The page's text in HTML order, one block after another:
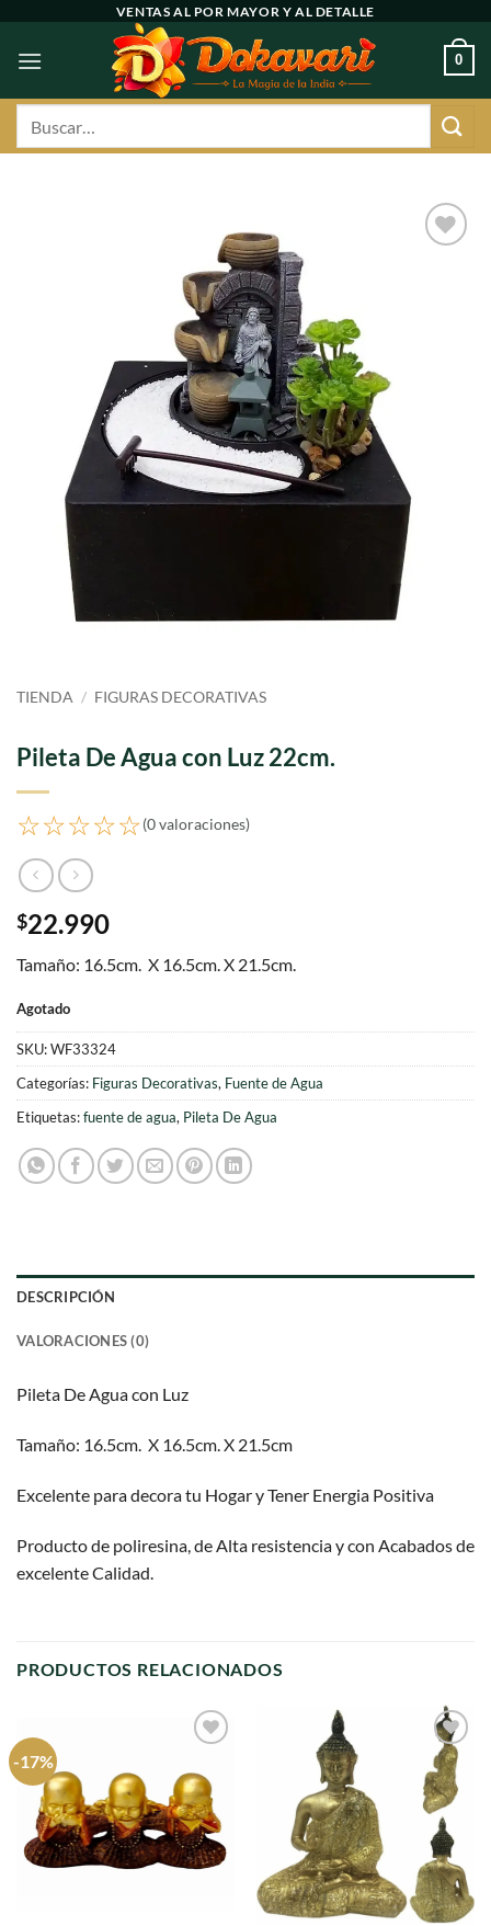
contenido
VENTAS AL POR MAYOR Y AL DETALLE
0
TIENDA / FIGURAS DECORATIVAS
Pileta De Agua con Luz 22cm.
☆☆☆☆☆(0 valoraciones)
$22.990
Tamaño: 16.5cm. X 16.5cm. X 21.5cm.
Agotado
SKU:WF33324
Categorías: Figuras Decorativas, Fuente de Agua
Etiquetas:fuente de agua, Pileta De Agua
DESCRIPCIÓN
VALORACIONES (0)
Pileta De Agua con Luz
Tamaño: 16.5cm. X 16.5cm. X 21.5cm
Excelente para decora tu Hogar y Tener Energia Positiva
Producto de poliresina, de Alta resistencia y con Acabados de
excelente Calidad.
PRODUCTOS RELACIONADOS
-17%
a
favoritos
Agregar
a
favoritos